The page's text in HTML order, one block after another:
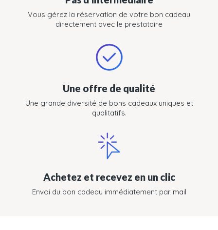
Vous gérez la réservation de votre bon cadeau
directement avec le prestataire
Une offre de qualité
Une grande diversité de bons cadeaux uniques et
qualitatifs.
Achetez et recevez en un clic
Envoi du bon cadeau immédiatement par mail